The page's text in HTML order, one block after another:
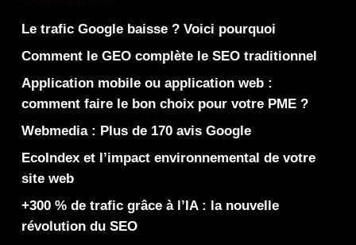
Le trafic Google baisse ? Voici pourquoi
Comment le GEO complète le SEO traditionnel
Application mobile ou application web :
comment faire le bon choix pour votre PME ?
Webmedia : Plus de 170 avis Google
EcoIndex et l’impact environnemental de votre
site web
+300 % de trafic grâce à l’IA : la nouvelle
révolution du SEO